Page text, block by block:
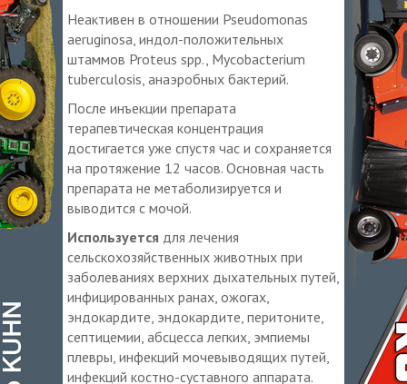
Неактивен в отношении Pseudomonas
aeruginosa, индол-положительных
штаммов Proteus spp., Mycobacterium
tuberculosis, анаэробных бактерий.
После инъекции препарата
терапевтическая концентрация
достигается уже спустя час и сохраняется
на протяжение 12 часов. Основная часть
препарата не метаболизируется и
выводится с мочой.
Используется для лечения
сельскохозяйственных животных при
заболеваниях верхних дыхательных путей,
инфицированных ранах, ожогах,
эндокардите, эндокардите, перитоните,
септицемии, абсцесса легких, эмпиемы
плевры, инфекций мочевыводящих путей,
инфекций костно-суставного аппарата.